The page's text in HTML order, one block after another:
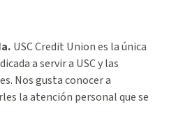
USC Credit Union es la única
a servir a USC y las
Nos gusta conocer a
la atención personal que se